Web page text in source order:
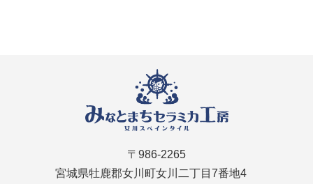
〒986-2265
宮城県牡鹿郡女川町女川二丁目7番地4